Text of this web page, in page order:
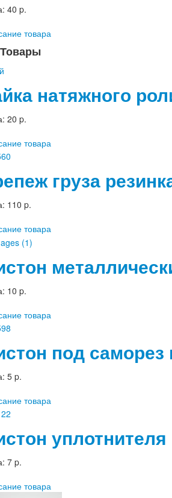
40 p.
товара
Товары
натяжного
20 p.
товара
груза
110 p.
товара
10 p.
товара
под саморез
5 p.
товара
уплотнителя
7 p.
товара